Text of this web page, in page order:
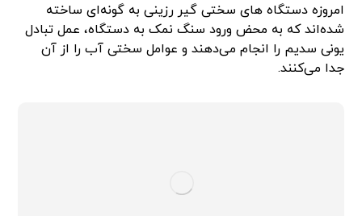
امروزه دستگاه های سختی گیر رزینی به گونه‌ای ساخته
شده‌اند که به محض ورود سنگ نمک به دستگاه، عمل تبادل
یونی سدیم را انجام می‌دهند و عوامل سختی آب را از آن
جدا می‌کنند.